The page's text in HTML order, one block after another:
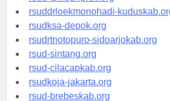
rsud-tpikepriprov.org
rsuddrloekmonohadi-kuduskab.org
rsudksa-depok.org
rsudrtnotopuro-sidoarjokab.org
rsud-sintang.org
rsud-cilacapkab.org
rsudkoja-jakarta.org